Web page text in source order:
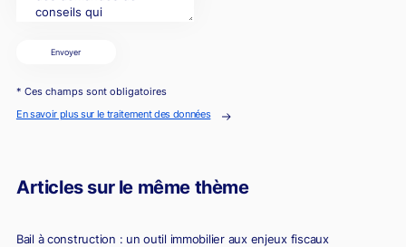
Envoyer
* Ces champs sont obligatoires
En savoir plus sur le traitement des données
Articles sur le même thème
Bail à construction : un outil immobilier aux enjeux fiscaux